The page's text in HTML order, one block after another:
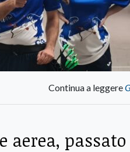
Continua a leggere
passato